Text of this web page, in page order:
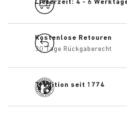
Lieferzeit: 4 - 6
Kostenlose Retouren
30 Tage Rückgaberecht
Tradition seit 1774